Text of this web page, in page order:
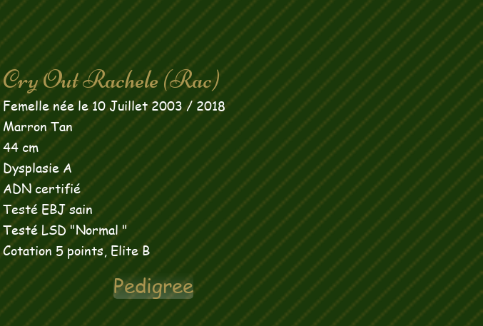
Cry Out Rachele (Rac)
Femelle née le 10 Juillet 2003 / 2018
Marron Tan
44 cm
Dysplasie A
ADN certifié
Testé EBJ sain
Testé LSD "Normal "
Cotation 5 points, Elite B
Pedigree